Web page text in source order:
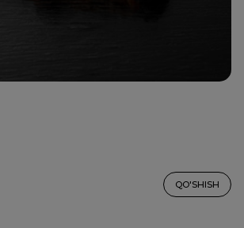
QO'SHISH